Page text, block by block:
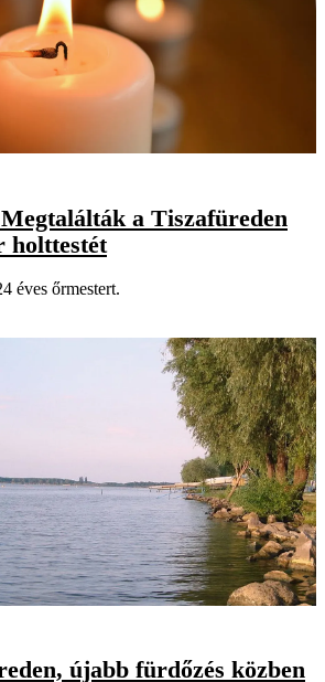
a Tiszafüreden
holttestét
éves őrmestert.
újabb fürdőzés közben